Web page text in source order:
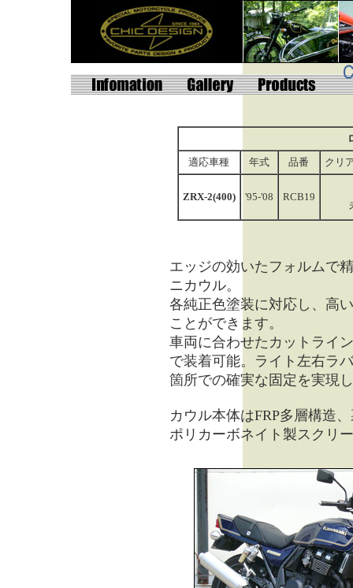
適応車種
年式 品番 クリ
ZRX-2(400) '95-'08 RCB19
エッジの効いたフォルムで
ニカウル。
各純正色塗装に対応し、高
ことができます。
車両に合わせたカットライ
で装着可能。ライト左右ラ
箇所での確実な固定を実現
カウル本体はFRP多層構造
ポリカーボネイト製スクリ